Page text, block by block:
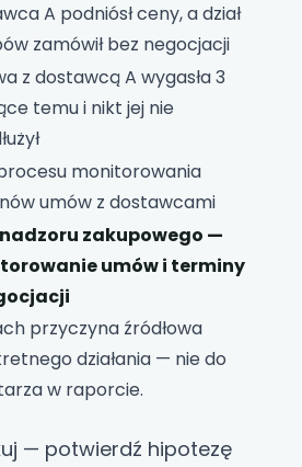
A podniósł ceny, a dział
zamówił bez negocjacji
z dostawcą A wygasła 3
temu i nikt jej nie
monitorowania
umów z dostawcami
zakupowego —
umów i terminy
przyczyna źródłowa
działania — nie do
w raporcie.
— potwierdź hipotezę